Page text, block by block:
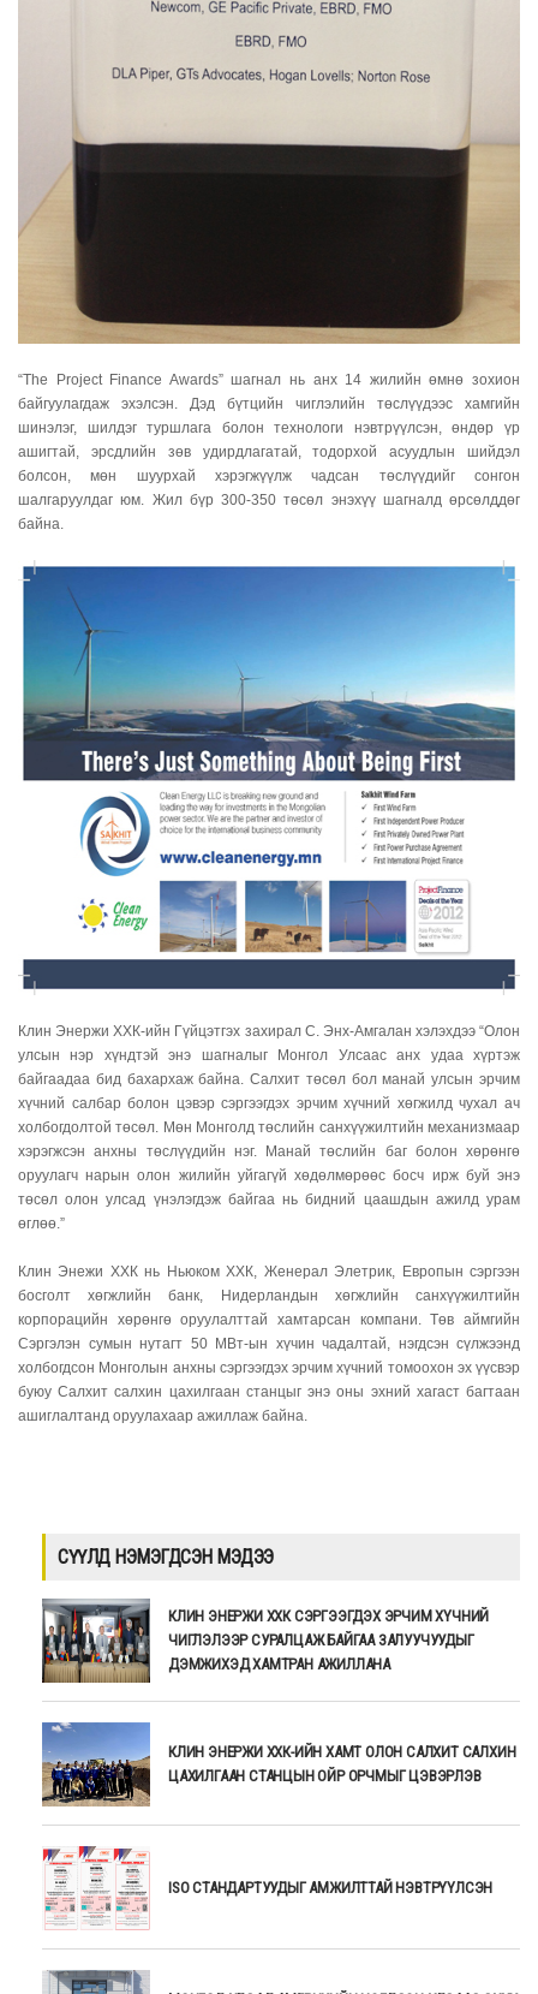
“The Project Finance Awards” шагнал нь анх 14 жилийн өмнө зохион
байгуулагдаж эхэлсэн. Дэд бүтцийн чиглэлийн төслүүдээс хамгийн
шинэлэг, шилдэг туршлага болон технологи нэвтрүүлсэн, өндөр үр
ашигтай, эрсдлийн зөв удирдлагатай, тодорхой асуудлын шийдэл
болсон, мөн шуурхай хэрэгжүүлж чадсан төслүүдийг сонгон
шалгаруулдаг юм. Жил бүр 300-350 төсөл энэхүү шагналд өрсөлддөг
байна.
Клин Энержи ХХК-ийн Гүйцэтгэх захирал С. Энх-Амгалан хэлэхдээ “Олон
улсын нэр хүндтэй энэ шагналыг Монгол Улсаас анх удаа хүртэж
байгаадаа бид бахархаж байна. Салхит төсөл бол манай улсын эрчим
хүчний салбар болон цэвэр сэргээгдэх эрчим хүчний хөгжилд чухал ач
холбогдолтой төсөл. Мөн Монголд төслийн санхүүжилтийн механизмаар
хэрэгжсэн анхны төслүүдийн нэг. Манай төслийн баг болон хөрөнгө
оруулагч нарын олон жилийн уйгагүй хөдөлмөрөөс босч ирж буй энэ
төсөл олон улсад үнэлэгдэж байгаа нь бидний цаашдын ажилд урам
өглөө.”
Клин Энежи ХХК нь Ньюком ХХК, Женерал Элетрик, Европын сэргээн
босголт хөгжлийн банк, Нидерландын хөгжлийн санхүүжилтийн
корпорацийн хөрөнгө оруулалттай хамтарсан компани. Төв аймгийн
Сэргэлэн сумын нутагт 50 МВт-ын хүчин чадалтай, нэгдсэн сүлжээнд
холбогдсон Монголын анхны сэргээгдэх эрчим хүчний томоохон эх үүсвэр
буюу Салхит салхин цахилгаан станцыг энэ оны эхний хагаст багтаан
ашиглалтанд оруулахаар ажиллаж байна.
СҮҮЛД НЭМЭГДСЭН МЭДЭЭ
КЛИН ЭНЕРЖИ ХХК СЭРГЭЭГДЭХ ЭРЧИМ ХҮЧНИЙ
ЧИГЛЭЛЭЭР СУРАЛЦАЖ БАЙГАА ЗАЛУУЧУУДЫГ
ДЭМЖИХЭД ХАМТРАН АЖИЛЛАНА
КЛИН ЭНЕРЖИ ХХК-ИЙН ХАМТ ОЛОН САЛХИТ САЛХИН
ЦАХИЛГААН СТАНЦЫН ОЙР ОРЧМЫГ ЦЭВЭРЛЭВ
ISO СТАНДАРТУУДЫГ АМЖИЛТТАЙ НЭВТРҮҮЛСЭН